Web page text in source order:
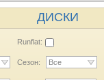
ДИСКИ
Runflat:
Сезон: Все